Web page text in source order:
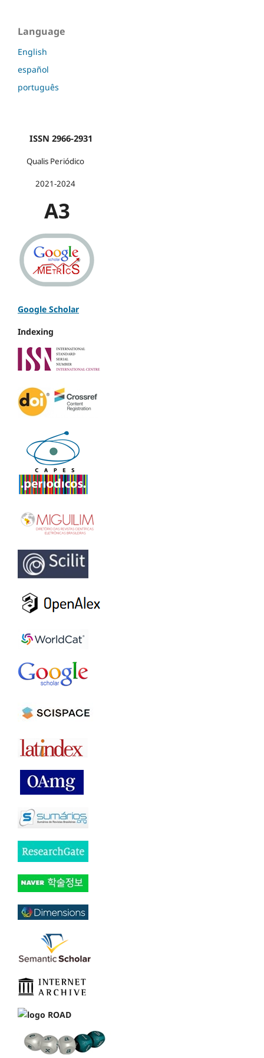
Language
English
español
português
ISSN 2966-2931
Qualis Periódico
2021-2024
A3
Google Scholar
Indexing